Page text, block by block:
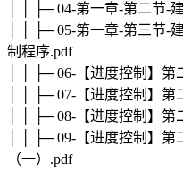
│ │ ├─ 04-第一章-第二节-
│ │ ├─ 05-第一章-第三节-
制程序.pdf
│ │ ├─ 06-【进度控制】第
│ │ ├─ 07-【进度控制】第
│ │ ├─ 08-【进度控制】第
│ │ ├─ 09-【进度控制】
（一）.pdf